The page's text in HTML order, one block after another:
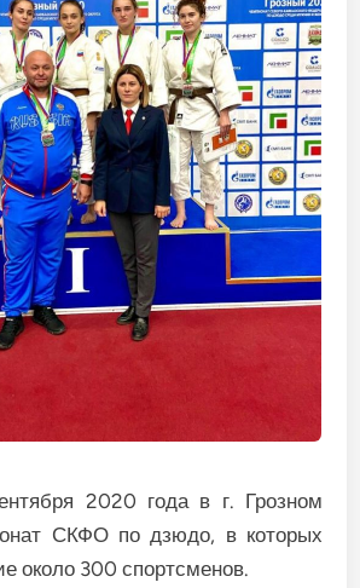
2020 года в г. Грозном
СКФО по дзюдо, в которых
около 300 спортсменов.